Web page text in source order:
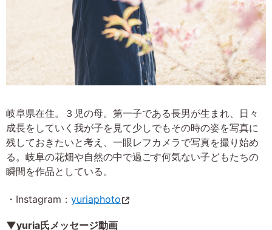
岐阜県在住。３児の母。第一子である長男が生まれ、日々
成長をしていく我が子を見て少しでもその時の姿を写真に
残しておきたいと考え、一眼レフカメラで写真を撮り始め
る。岐阜の花畑や自然の中で過ごす何気ない子どもたちの
瞬間を作品としている。
・Instagram： yuriaphoto
▼yuria氏メッセージ動画